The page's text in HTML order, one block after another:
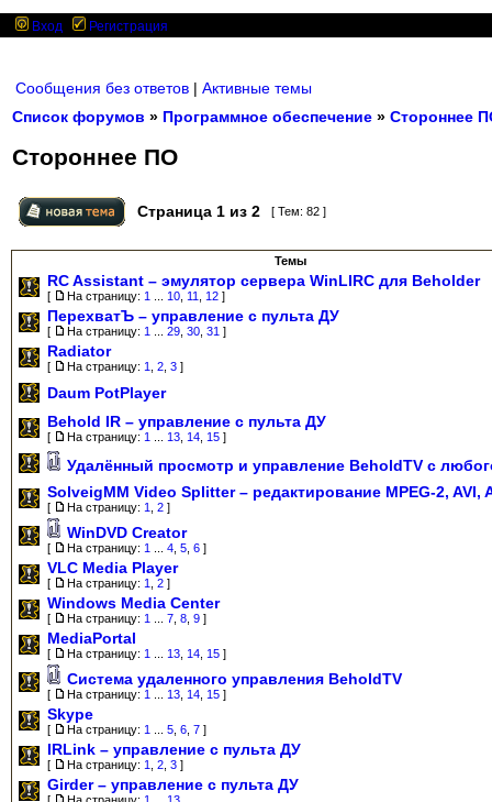
Вход Регистрация
Сообщения без ответов | Активные темы
Список форумов » Программное обеспечение » Стороннее
Стороннее ПО
Страница 1 из 2 [ Тем: 82 ]
Темы
RC Assistant – эмулятор сервера WinLIRC для Beholder
[ На страницу: 1 10 11 12 ]
ПерехватЪ – управление с пульта ДУ
[ На страницу: 1 29 30 31 ]
Radiator
[ На страницу: 1 2 3 ]
Daum PotPlayer
Behold IR – управление с пульта ДУ
[ На страницу: 1 13 14 15 ]
Удалённый просмотр и управление BeholdTV с
SolveigMM Video Splitter – редактирование MPEG-2, AVI,
[ На страницу: 1 2 ]
WinDVD Creator
[ На страницу: 1 4 5 6 ]
VLC Media Player
[ На страницу: 1 2 ]
Windows Media Center
[ На страницу: 1 7 8 9 ]
MediaPortal
[ На страницу: 1 13 14 15 ]
Система удаленного управления BeholdTV
[ На страницу: 1 13 14 15 ]
Skype
[ На страницу: 1 5 6 7 ]
IRLink – управление с пульта ДУ
[ На страницу: 1 2 3 ]
Girder – управление с пульта ДУ